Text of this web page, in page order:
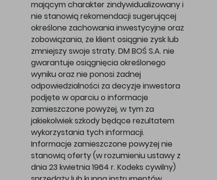
mającym charakter zindywidualizowany i
nie stanowią rekomendacji sugerującej
określone zachowania inwestycyjne oraz
zobowiązania, że klient osiągnie zysk lub
zmniejszy swoje straty. DM BOŚ S.A. nie
gwarantuje osiągnięcia określonego
wyniku oraz nie ponosi żadnej
odpowiedzialności za decyzje inwestora
podjęte w oparciu o informacje
zamieszczone powyżej, w tym za
jakiekolwiek szkody będące rezultatem
wykorzystania tych informacji.
Informacje zamieszczone powyżej nie
stanowią oferty (w rozumieniu ustawy z
dnia 23 kwietnia 1964 r. Kodeks cywilny)